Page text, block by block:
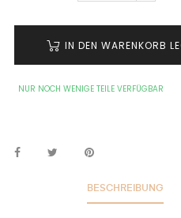
IN DEN WARENKORB
NUR NOCH WENIGE TEILE VERFÜGBAR
BESCHREIBUNG